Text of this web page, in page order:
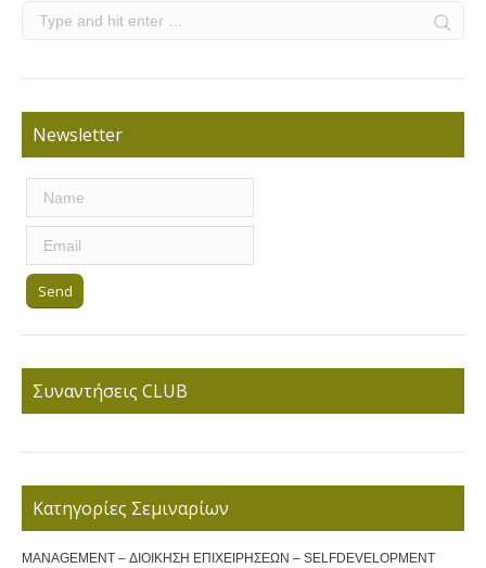
Newsletter
Συναντήσεις CLUB
Κατηγορίες Σεμιναρίων
MANAGEMENT – ΔΙΟΙΚΗΣΗ ΕΠΙΧΕΙΡΗΣΕΩΝ – SELFDEVELOPMENT